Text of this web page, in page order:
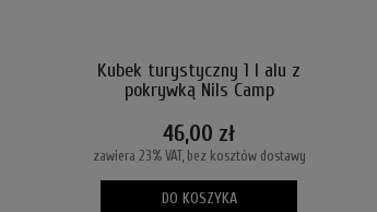
Kubek turystyczny 1 l alu z
pokrywką Nils Camp
46,00 zł
zawiera 23% VAT, bez kosztów dostawy
DO KOSZYKA